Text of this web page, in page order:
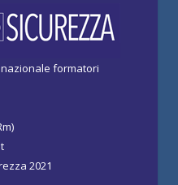
formatori
2021